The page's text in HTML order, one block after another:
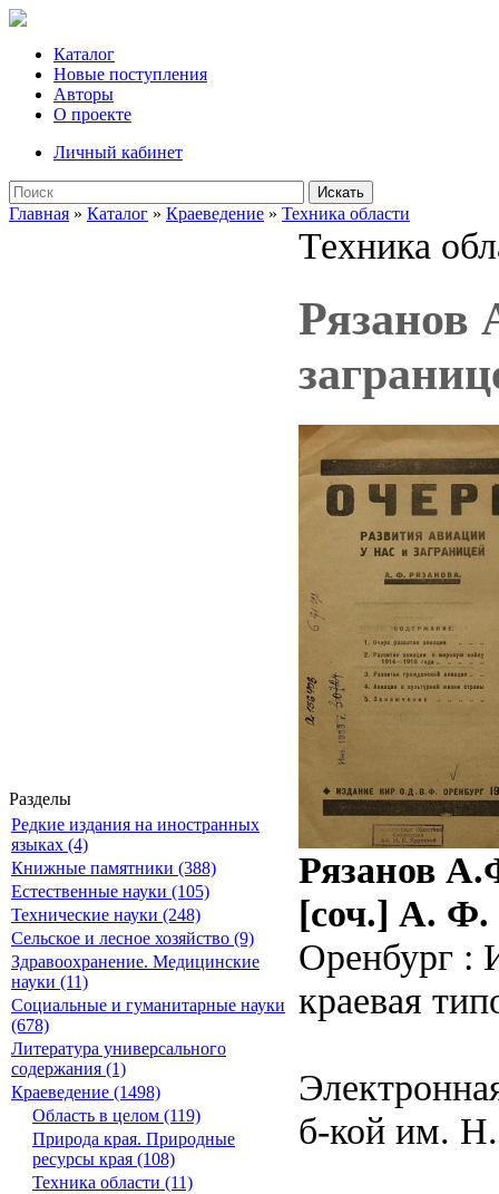
Каталог
Новые поступления
Авторы
О проекте
Личный кабинет
Искать
Главная » Каталог » Краеведение » Техника области
Разделы
Редкие издания на иностранных
языках (4)
Книжные памятники (388)
Естественные науки (105)
Технические науки (248)
Сельское и лесное хозяйство (9)
Здравоохранение. Медицинские
науки (11)
Социальные и гуманитарные науки
(678)
Литература универсального
содержания (1)
Краеведение (1498)
Область в целом (119)
Природа края. Природные
ресурсы края (108)
Техника области (11)
Техника
Рязанов
Рязанов
[соч.] А. Ф.
Оренбург :
краевая
б-кой им.